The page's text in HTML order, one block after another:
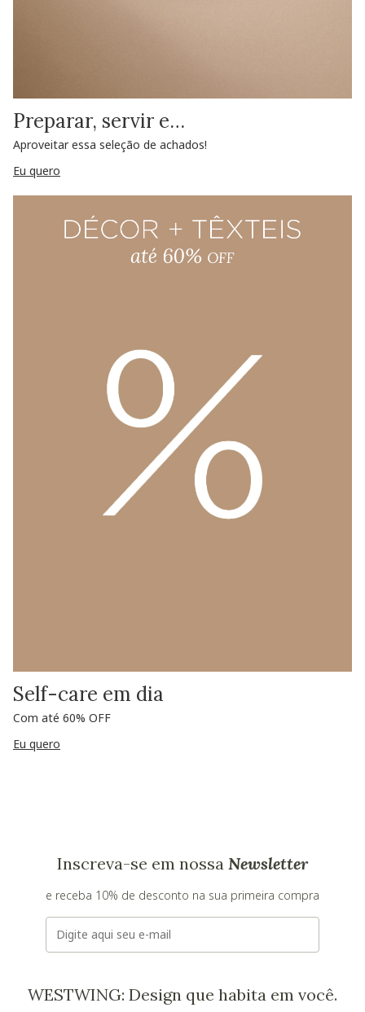
Preparar, servir e…
Aproveitar essa seleção de achados!
Eu quero
Self-care em dia
Com até 60% OFF
Eu quero
Inscreva-se em nossa Newsletter
e receba 10% de desconto na sua primeira compra
E-mail
WESTWING: Design que habita em você.